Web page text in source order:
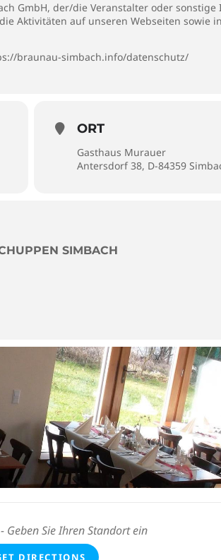
GmbH, der/die Veranstalter oder
Aktivitäten auf unseren Webseiten sowie
braunau-simbach.info/datenschutz/
ORT
Gasthaus Murauer
Antersdorf 38, D-84359
SIMBACH
DIRECTIONS